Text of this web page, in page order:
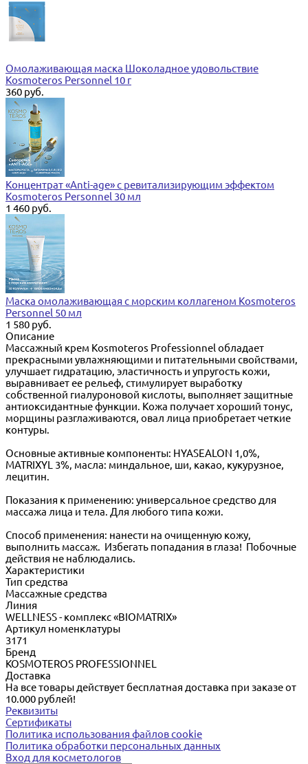
Омолаживающая маска Шоколадное удовольствие
Kosmoteros Personnel 10 г
360 руб.
Концентрат «Anti-age» с ревитализирующим эффектом
Kosmoteros Personnel 30 мл
1 460 руб.
Маска омолаживающая с морским коллагеном Kosmoteros
Personnel 50 мл
1 580 руб.
Описание
Массажный крем Kosmoteros Professionnel обладает
прекрасными увлажняющими и питательными свойствами,
улучшает гидратацию, эластичность и упругость кожи,
выравнивает ее рельеф, стимулирует выработку
собственной гиалуроновой кислоты, выполняет защитные
антиоксидантные функции. Кожа получает хороший тонус,
морщины разглаживаются, овал лица приобретает четкие
контуры.
Основные активные компоненты: HYASEALON 1,0%,
MATRIXYL 3%, масла: миндальное, ши, какао, кукурузное,
лецитин.
Показания к применению: универсальное средство для
массажа лица и тела. Для любого типа кожи.
Способ применения: нанести на очищенную кожу,
выполнить массаж. Избегать попадания в глаза! Побочные
действия не наблюдались.
Характеристики
Тип средства
Массажные средства
Линия
WELLNESS - комплекс «BIOMATRIX»
Артикул номенклатуры
3171
Бренд
KOSMOTEROS PROFESSIONNEL
Доставка
На все товары действует бесплатная доставка при заказе от
10.000 рублей!
Реквизиты
Сертификаты
Политика использования файлов cookie
Политика обработки персональных данных
Вход для косметологов